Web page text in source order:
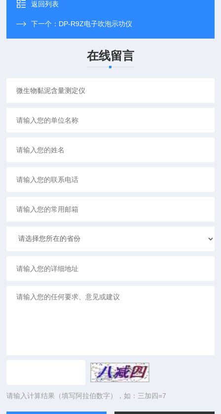
返回列表
下一个： DP-R9Z电子吹泡示功仪
在线留言
请输入计算结果（填写阿拉伯数字），如：三加四=7